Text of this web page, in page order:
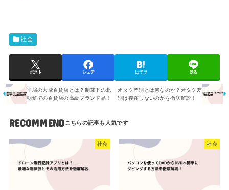
社会
ポスト シェア はてブ 送る
平壌の大成百貨店とは？制裁下の北
朝鮮での百貨店の高級ブランド品！
オタク差別とは何なのか？オタク差
別は存在しないのかを徹底解説！
RECOMMEND
社会 社会